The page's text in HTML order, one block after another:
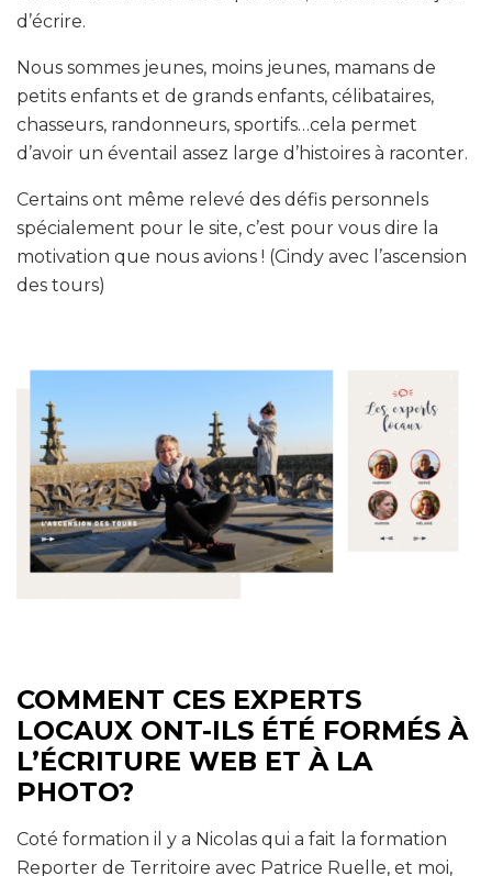
d’écrire.
Nous sommes jeunes, moins jeunes, mamans de
petits enfants et de grands enfants, célibataires,
chasseurs, randonneurs, sportifs…cela permet
d’avoir un éventail assez large d’histoires à raconter.
Certains ont même relevé des défis personnels
spécialement pour le site, c’est pour vous dire la
motivation que nous avions ! (Cindy avec l’ascension
des tours)
COMMENT CES EXPERTS
LOCAUX ONT-ILS ÉTÉ FORMÉS À
L’ÉCRITURE WEB ET À LA
PHOTO?
Coté formation il y a Nicolas qui a fait la formation
Reporter de Territoire avec Patrice Ruelle, et moi,